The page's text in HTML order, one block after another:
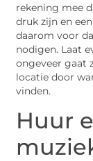
rekening mee
druk zijn en
daarom voor
nodigen. Laat
ongeveer gaat
locatie door
vinden.
Huur